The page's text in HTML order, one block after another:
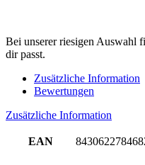
Bei unserer riesigen Auswahl
dir passt.
Zusätzliche Information
Bewertungen
Zusätzliche Information
EAN